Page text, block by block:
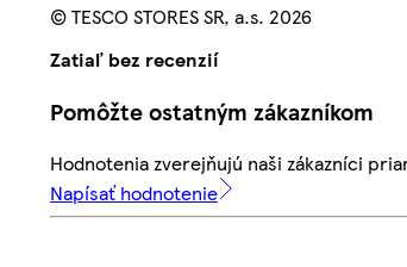
© TESCO STORES SR, a.s. 2026
Zatiaľ bez recenzií
Pomôžte ostatným zákazníkom
Hodnotenia zverejňujú naši zákazníci
Napísať hodnotenie